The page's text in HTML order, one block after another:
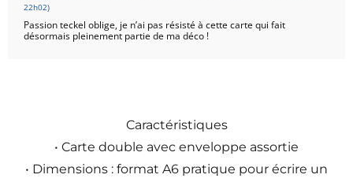
22h02)
Passion teckel oblige, je n’ai pas résisté à cette carte qui fait
désormais pleinement partie de ma déco !
Caractéristiques
• Carte double avec enveloppe assortie
• Dimensions : format A6 pratique pour écrire un